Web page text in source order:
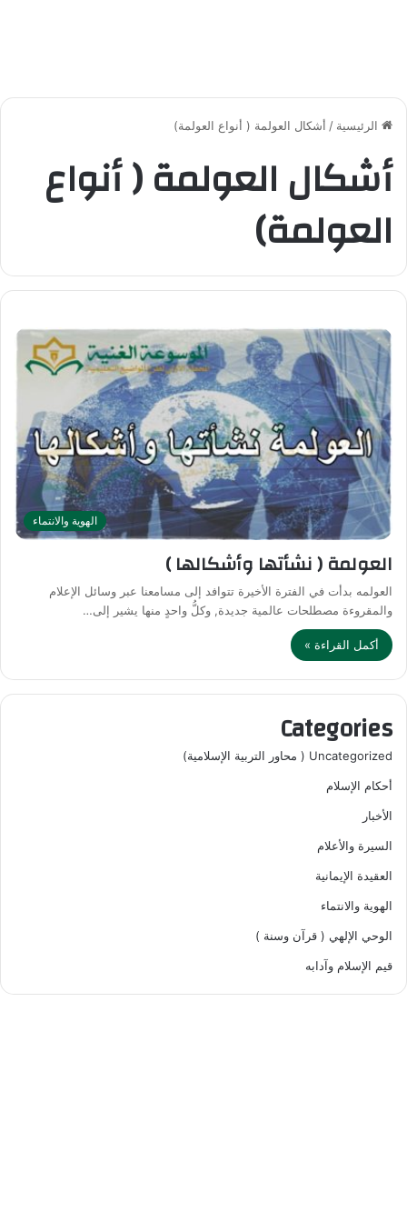
الرئيسية / أشكال العولمة ( أنواع العولمة)
أشكال العولمة ( أنواع
العولمة)
الهوية والانتماء
العولمة ( نشأتها وأشكالها )
العولمه بدأت في الفترة الأخيرة تتوافد إلى مسامعنا عبر وسائل الإعلام
والمقروءة مصطلحات عالمية جديدة, وكلُّ واحدٍ منها يشير إلى…
أكمل القراءة »
Categories
Uncategorized ( محاور التربية الإسلامية)
أحكام الإسلام
الأخبار
السيرة والأعلام
العقيدة الإيمانية
الهوية والانتماء
الوحي الإلهي ( قرآن وسنة )
قيم الإسلام وآدابه